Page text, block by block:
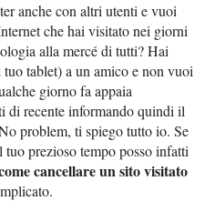
anche con altri utenti e vuoi
che hai visitato nei giorni
alla mercé di tutti? Hai
tablet) a un amico e non vuoi
giorno fa appaia
di recente informando quindi il
problem, ti spiego tutto io. Se
prezioso tempo posso infatti
cancellare un sito visitato